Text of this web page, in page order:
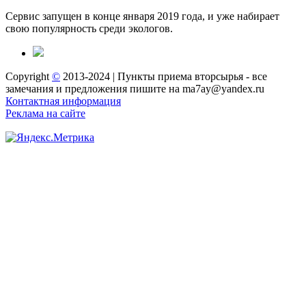
Сервис запущен в конце января 2019 года, и уже набирает
свою популярность среди экологов.
Copyright © 2013-2024 | Пункты приема вторсырья - все
замечания и предложения пишите на ma7ay@yandex.ru
Контактная информация
Реклама на сайте